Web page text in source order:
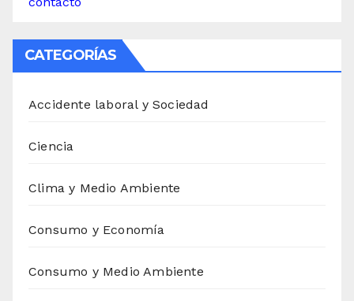
CATEGORÍAS
Accidente laboral y Sociedad
Ciencia
Clima y Medio Ambiente
Consumo y Economía
Consumo y Medio Ambiente